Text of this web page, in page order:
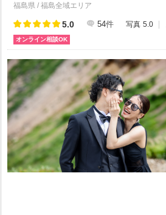
福島県 / 福島全域エリア
5.0 54件 写真 5.0
オンライン相談OK